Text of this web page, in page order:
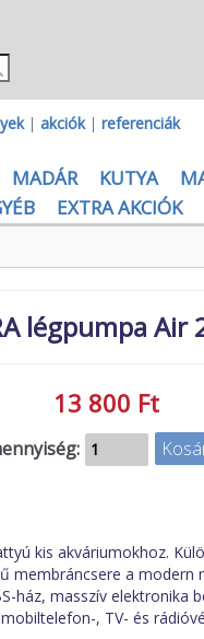
| akciók| referenciák
MADÁR KUTYA
EXTRA AKCIÓK
légpumpa Air
13 800 Ft
kis akváriumokhoz.
membráncsere a modern
ház, masszív elektronika
, TV- és